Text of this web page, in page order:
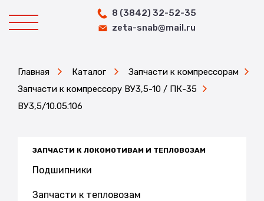
8 (3842) 32-52-35
zeta-snab@mail.ru
Главная Каталог
Запчасти к компрессорам
Запчасти к компрессору ВУ3,5-10 / ПК-35
ВУ3,5/10.05.106
ЗАПЧАСТИ К ЛОКОМОТИВАМ И ТЕПЛОВОЗАМ
Подшипники
Запчасти к тепловозам